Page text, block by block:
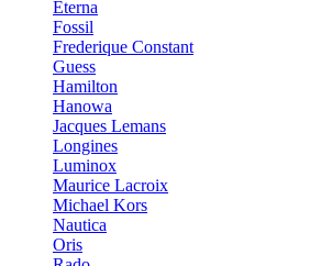
Eterna
Fossil
Frederique Constant
Guess
Hamilton
Hanowa
Jacques Lemans
Longines
Luminox
Maurice Lacroix
Michael Kors
Nautica
Oris